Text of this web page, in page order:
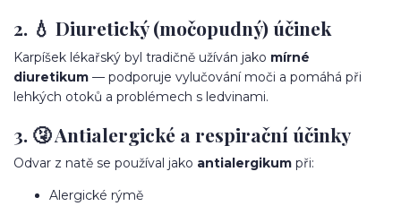
2. 💧 Diuretický (močopudný) účinek
Karpíšek lékařský byl tradičně užíván jako mírné
diuretikum — podporuje vylučování moči a pomáhá při
lehkých otoků a problémech s ledvinami.
3. 🤧 Antialergické a respirační účinky
Odvar z natě se používal jako antialergikum při:
Alergické rýmě